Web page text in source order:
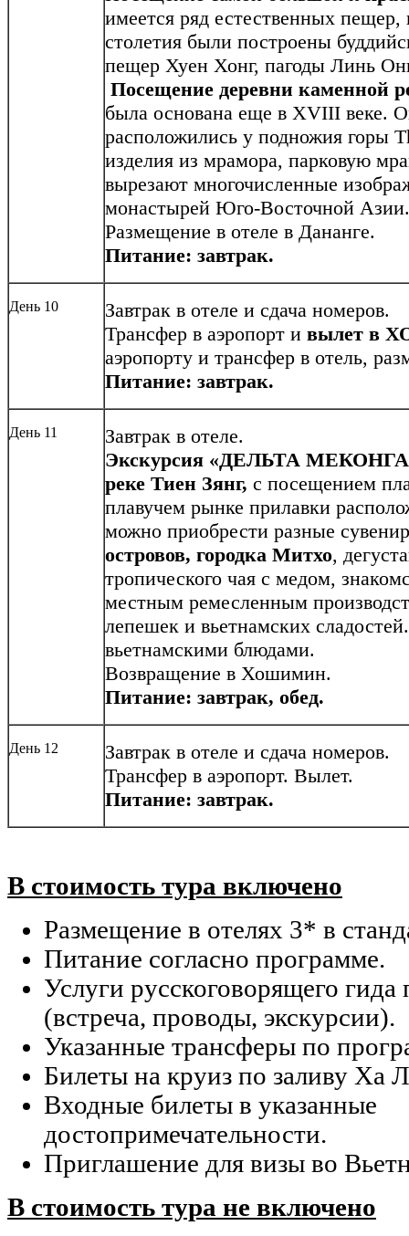
имеется ряд естественных
столетия были построены
пещер Хуен Хонг, пагоды Линь
Посещение деревни каменной
была основана еще в XVIII веке.
расположились у подножия горы
изделия из мрамора, парковую
вырезают многочисленные
монастырей Юго-Восточной Азии.
Размещение в отеле в Дананге.
Питание: завтрак.
День 10 Завтрак в отеле и сдача номеров.
Трансфер в аэропорт и вылет в
аэропорту и трансфер в отель,
Питание: завтрак.
День 11
Завтрак в отеле.
Экскурсия «ДЕЛЬТА
реке Тиен Зянг, с посещением
плавучем рынке прилавки
можно приобрести разные
островов, городка Митхо,
тропического чая с медом,
местным ремесленным
лепешек и вьетнамских
вьетнамскими блюдами.
Возвращение в Хошимин.
Питание: завтрак, обед.
День 12
Завтрак в отеле и сдача номеров.
Трансфер в аэропорт. Вылет.
Питание: завтрак.
В стоимость тура включено
Размещение в отелях 3* в
Питание согласно программе.
Услуги русскоговорящего
(встреча, проводы, экскурсии).
Указанные трансферы по
Билеты на круиз по заливу Ха
Входные билеты в указанные
достопримечательности.
Приглашение для визы во
В стоимость тура не включено